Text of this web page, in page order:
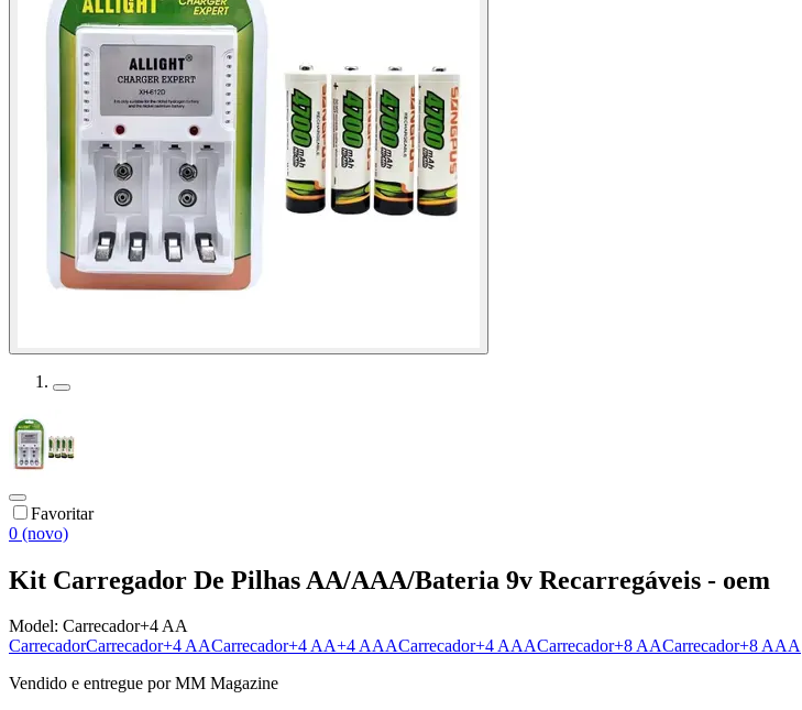
Favoritar
0 (novo)
Kit Carregador De Pilhas AA/AAA/Bateria 9v Recarregáveis - oem
Model: Carrecador+4 AA
CarrecadorCarrecador+4 AACarrecador+4 AA+4 AAACarrecador+4 AAACarrecador+8 AACarrecador+8 AAA
Vendido e entregue por MM Magazine